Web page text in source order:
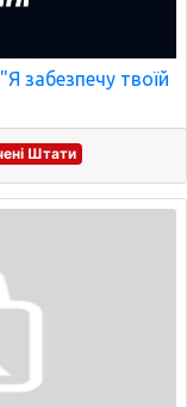
забезпечу твоїй
Штати